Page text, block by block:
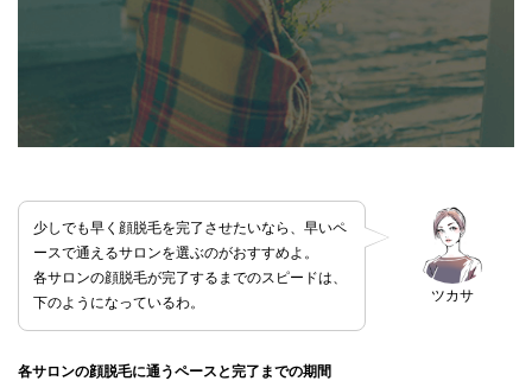
ツカサ
少しでも早く顔脱毛を完了させたいなら、早いペ
ースで通えるサロンを選ぶのがおすすめよ。
各サロンの顔脱毛が完了するまでのスピードは、
下のようになっているわ。
各サロンの顔脱毛に通うペースと完了までの期間